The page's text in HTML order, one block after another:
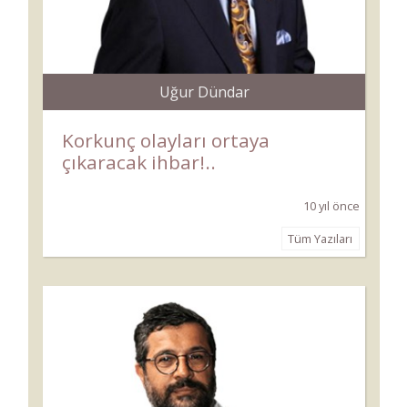
Uğur Dündar
Korkunç olayları ortaya
çıkaracak ihbar!..
10 yıl önce
Tüm Yazıları